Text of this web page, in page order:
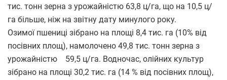
тис. тонн зерна з урожайністю 63,8 ц/га, що на 10,5 ц/
га більше, ніж на звітну дату минулого року.
Озимої пшениці зібрано на площі 8,4 тис. га (10% від
посівних площ), намолочено 49,8 тис. тонн зерна з
урожайністю 59,5 ц/га. Водночас, олійних культур
зібрано на площі 30,2 тис. га (14 % від посівних площ),